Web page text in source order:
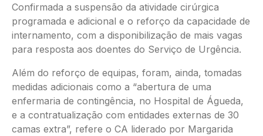
Confirmada a suspensão da atividade cirúrgica
programada e adicional e o reforço da capacidade de
internamento, com a disponibilização de mais vagas
para resposta aos doentes do Serviço de Urgência.
Além do reforço de equipas, foram, ainda, tomadas
medidas adicionais como a “abertura de uma
enfermaria de contingência, no Hospital de Águeda,
e a contratualização com entidades externas de 30
camas extra”, refere o CA liderado por Margarida